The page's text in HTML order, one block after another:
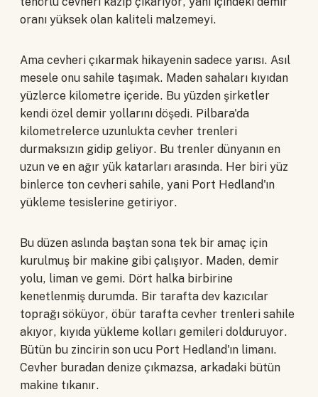
oranı yüksek olan kaliteli malzemeyi.
Ama cevheri çıkarmak hikayenin sadece yarısı. Asıl
mesele onu sahile taşımak. Maden sahaları kıyıdan
yüzlerce kilometre içeride. Bu yüzden şirketler
kendi özel demir yollarını döşedi. Pilbara'da
kilometrelerce uzunlukta cevher trenleri
durmaksızın gidip geliyor. Bu trenler dünyanın en
uzun ve en ağır yük katarları arasında. Her biri yüz
binlerce ton cevheri sahile, yani Port Hedland'ın
yükleme tesislerine getiriyor.
Bu düzen aslında baştan sona tek bir amaç için
kurulmuş bir makine gibi çalışıyor. Maden, demir
yolu, liman ve gemi. Dört halka birbirine
kenetlenmiş durumda. Bir tarafta dev kazıcılar
toprağı söküyor, öbür tarafta cevher trenleri sahile
akıyor, kıyıda yükleme kolları gemileri dolduruyor.
Bütün bu zincirin son ucu Port Hedland'ın limanı.
Cevher buradan denize çıkmazsa, arkadaki bütün
makine tıkanır.